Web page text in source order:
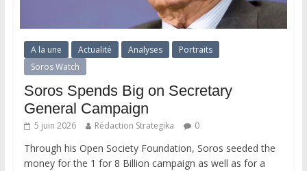
A la une Actualité Analyses
Portraits
Soros Watch
Soros Spends Big on Secretary
General Campaign
5 juin 2026 Rédaction Strategika 0
Through his Open Society Foundation, Soros seeded the
money for the 1 for 8 Billion campaign as well as for a